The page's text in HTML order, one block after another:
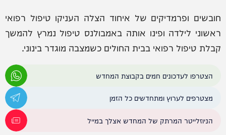
חובשים ופרמדיקים של איחוד הצלה העניקו טיפול רפואי
ראשוני לילדה ופינו אותה באמבולנס טיפול נמרץ להמשך
קבלת טיפול רפואי בבית החולים כשמצבה מוגדר בינוני.
הצטרפו לעדכונים חמים בקבוצת המחדש
מצטרפים לערוץ ומתחדשים כל הזמן
הניוזלייטר המרתק של המחדש אצלך במייל